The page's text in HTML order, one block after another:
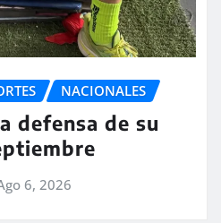
NACIONALES
defensa de su
6, 2026